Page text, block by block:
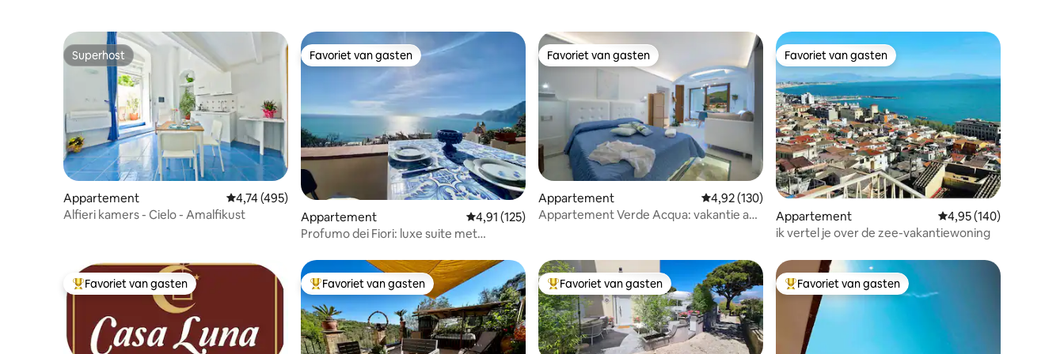
Superhost
Superhost
Appartement Gemiddelde beoordeling van 4,74 uit 5, 495 recensies
4,74 (495)
Alfieri kamers - Cielo - Amalfikust
Favoriet van gasten
Favoriet van gasten
Appartement Gemiddelde beoordeling van 4,91 uit 5, 125 recensies
4,91 (125)
Profumo dei Fiori: luxe suite met
Favoriet van gasten
Favoriet van gasten
Appartement Gemiddelde beoordeling van 4,92 uit 5, 130 recensies
4,92 (130)
Appartement Verde Acqua: vakantie aan
Favoriet van gasten
Favoriet van gasten
Appartement Gemiddelde
4,95 (140)
ik vertel je over de zee-vakantiewoning
Topfavoriet van gasten
Favoriet van gasten Topfavoriet van gasten
Favoriet van gasten Topfavoriet van gasten
Favoriet van gasten Topfavoriet van gasten
Favoriet van gasten